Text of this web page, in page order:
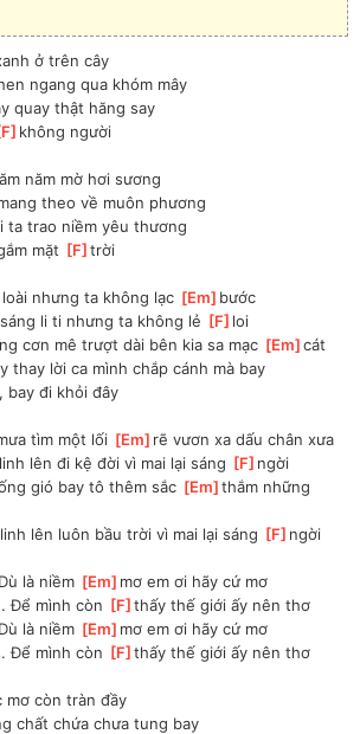
ở trên cây
ngang qua khóm mây
quay thật hăng say
F ]không người
năm mờ hơi sương
theo về muôn phương
ta trao niềm yêu thương
mặt [F ]trời
nhưng ta không lạc [Em ]bước
li ti nhưng ta không lẻ [F ]loi
cơn mê trượt dài bên kia sa mạc [Em ]
cát
thay lời ca mình chắp cánh mà bay
bay đi khỏi đây
tìm một lối [Em ]rẽ vươn xa dấu chân xưa
lên đi kệ đời vì mai lại sáng [F ]ngời
gió bay tô thêm sắc [Em ]thắm những
lên luôn bầu trời vì mai lại sáng [F ]ngời
là niềm [Em ]mơ em ơi hãy cứ mơ
Để mình còn [F ]thấy thế giới ấy nên thơ
là niềm [Em ]mơ em ơi hãy cứ mơ
Để mình còn [F ]thấy thế giới ấy nên thơ
mơ còn tràn đầy
chất chứa chưa tung bay